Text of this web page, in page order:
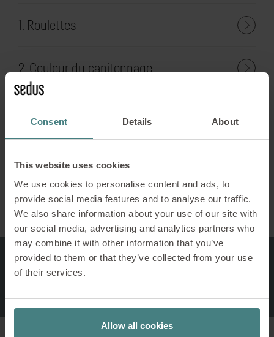
Consent Details About
This website uses cookies
We use cookies to personalise content and ads, to
provide social media features and to analyse our traffic.
We also share information about your use of our site with
our social media, advertising and analytics partners who
may combine it with other information that you’ve
provided to them or that they’ve collected from your use
of their services.
Allow all cookies
1. Roulettes
2. Couleur du capitonnage
3. Coloris de la structure